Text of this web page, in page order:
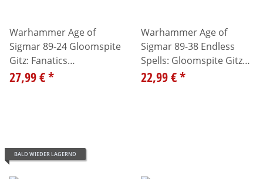
Warhammer Age of
Sigmar 89-24 Gloomspite
Gitz: Fanatics
99120209055
27,99 €*
Warhammer Age of
Sigmar 89-38 Endless
Spells: Gloomspite Gitz
99120209061
22,99 €*
BALD WIEDER LAGERND